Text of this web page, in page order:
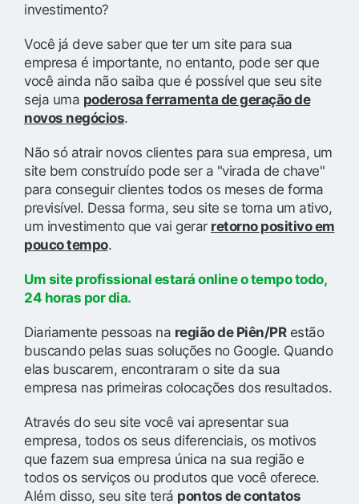
investimento?
Você já deve saber que ter um site para sua
empresa é importante, no entanto, pode ser que
você ainda não saiba que é possível que seu site
seja uma poderosa ferramenta de geração de
novos negócios.
Não só atrair novos clientes para sua empresa, um
site bem construído pode ser a "virada de chave"
para conseguir clientes todos os meses de forma
previsível. Dessa forma, seu site se torna um ativo,
um investimento que vai gerar retorno positivo em
pouco tempo.
Um site profissional estará online o tempo todo,
24 horas por dia.
Diariamente pessoas na região de Piên/PRestão
buscando pelas suas soluções no Google. Quando
elas buscarem, encontraram o site da sua
empresa nas primeiras colocações dos resultados.
Através do seu site você vai apresentar sua
empresa, todos os seus diferenciais, os motivos
que fazem sua empresa única na sua região e
todos os serviços ou produtos que você oferece.
Além disso, seu site terá pontos de contatos